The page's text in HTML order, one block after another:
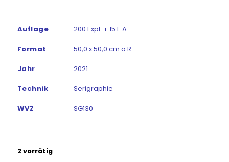
Auflage 200 Expl. + 15 E.A.
Format 50,0 x 50,0 cm o.R.
Jahr 2021
Technik Serigraphie
WVZ SG130
2 vorrätig